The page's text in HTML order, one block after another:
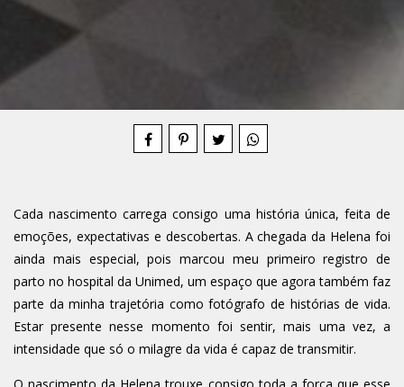
Cada nascimento carrega consigo uma história única, feita de
emoções, expectativas e descobertas. A chegada da Helena foi
ainda mais especial, pois marcou meu primeiro registro de
parto no hospital da Unimed, um espaço que agora também faz
parte da minha trajetória como fotógrafo de histórias de vida.
Estar presente nesse momento foi sentir, mais uma vez, a
intensidade que só o milagre da vida é capaz de transmitir.
O nascimento da Helena trouxe consigo toda a força que esse